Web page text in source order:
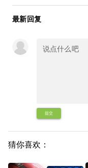
最新回复
提交
猜你喜欢：